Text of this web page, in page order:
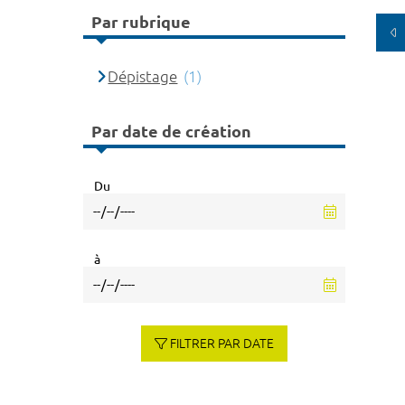
Par rubrique
Dépistage (1)
Par date de création
Du
à
FILTRER PAR DATE